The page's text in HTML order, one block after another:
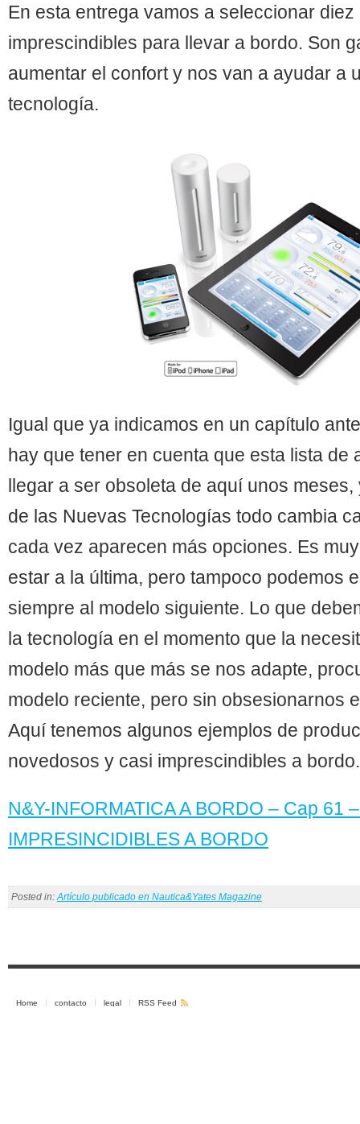
En esta entrega vamos a seleccionar
imprescindibles para llevar a bordo. Son
aumentar el confort y nos van a ayudar a
tecnología.
Igual que ya indicamos en un capítulo
hay que tener en cuenta que esta lista de
llegar a ser obsoleta de aquí unos
de las Nuevas Tecnologías todo cambia
cada vez aparecen más opciones. Es
estar a la última, pero tampoco podemos
siempre al modelo siguiente. Lo que
la tecnología en el momento que la
modelo más que más se nos adapte,
modelo reciente, pero sin obsesionarnos
Aquí tenemos algunos ejemplos de
novedosos y casi imprescindibles a bordo.
N&Y-INFORMATICA A BORDO – Cap 61
IMPRESINCIDIBLES A BORDO
Posted in:Artículo publicado en Nautica&Yates Magazine
Home contacto legal RSS Feed